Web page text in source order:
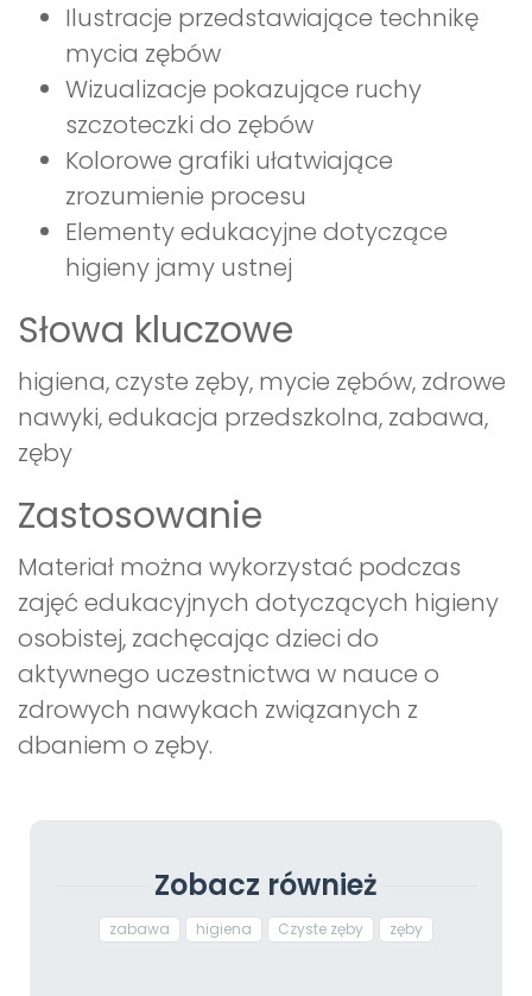
Ilustracje przedstawiające technikę
mycia zębów
Wizualizacje pokazujące ruchy
szczoteczki do zębów
Kolorowe grafiki ułatwiające
zrozumienie procesu
Elementy edukacyjne dotyczące
higieny jamy ustnej
Słowa kluczowe
higiena, czyste zęby, mycie zębów, zdrowe
nawyki, edukacja przedszkolna, zabawa,
zęby
Zastosowanie
Materiał można wykorzystać podczas
zajęć edukacyjnych dotyczących higieny
osobistej, zachęcając dzieci do
aktywnego uczestnictwa w nauce o
zdrowych nawykach związanych z
dbaniem o zęby.
Zobacz również
zabawa higiena Czyste zęby zęby